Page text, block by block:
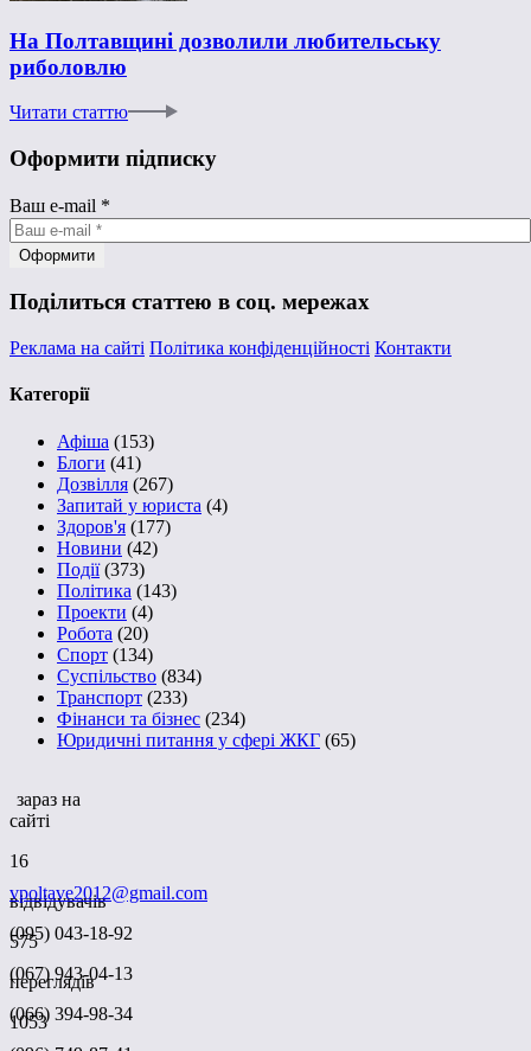
На Полтавщині дозволили любительську
риболовлю
Читати статтю
Оформити підписку
Ваш e-mail *
Поділиться статтею в соц. мережах
Реклама на сайті Політика конфіденційності Контакти
Категорії
Афіша (153)
Блоги (41)
Дозвілля (267)
Запитай у юриста (4)
Здоров'я (177)
Новини (42)
Події(373)
Політика (143)
Проекти (4)
Робота (20)
Спорт (134)
Суспільство (834)
Транспорт (233)
Фінанси та бізнес (234)
Юридичні питання у сфері ЖКГ (65)
зараз на
сайті
16
відвідувачів
575
переглядів
1053
vpoltave2012@gmail.com
(095) 043-18-92
(067) 943-04-13
(066) 394-98-34